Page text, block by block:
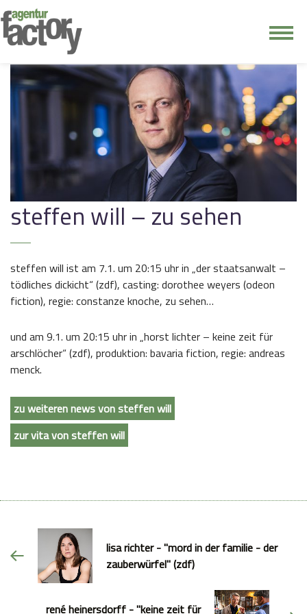
kontakt
steffen will – zu sehen
steffen will ist am 7.1. um 20:15 uhr in „der staatsanwalt –
tödliches dickicht“ (zdf), casting: dorothee weyers (odeon
fiction), regie: constanze knoche, zu sehen…
und am 9.1. um 20:15 uhr in „horst lichter – keine zeit für
arschlöcher“ (zdf), produktion: bavaria fiction, regie: andreas
menck.
zu weiteren news von steffen will
zur vita von steffen will
lisa richter - "mord in der familie - der
zauberwürfel" (zdf)
rené heinersdorff - "keine zeit für